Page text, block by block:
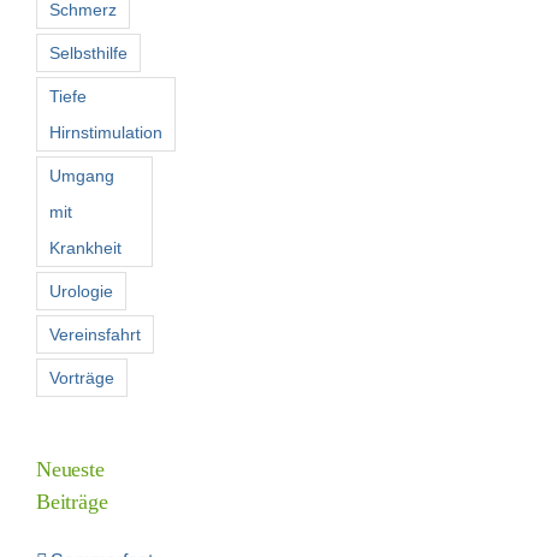
Schmerz
Selbsthilfe
Tiefe
Hirnstimulation
Umgang
mit
Krankheit
Urologie
Vereinsfahrt
Vorträge
Neueste
Beiträge